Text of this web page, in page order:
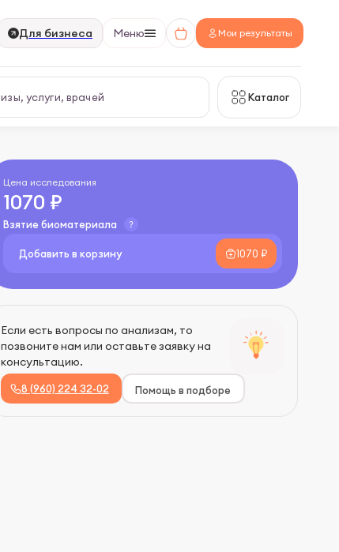
Для бизнеса Меню Мои результаты
Каталог
Цена исследования
1070 ₽
Взятие биоматериала
Добавить в корзину 1070 ₽
Если есть вопросы по анализам, то
позвоните нам или оставьте заявку на
консультацию.
8 (960) 224 32-02 Помощь в подборе